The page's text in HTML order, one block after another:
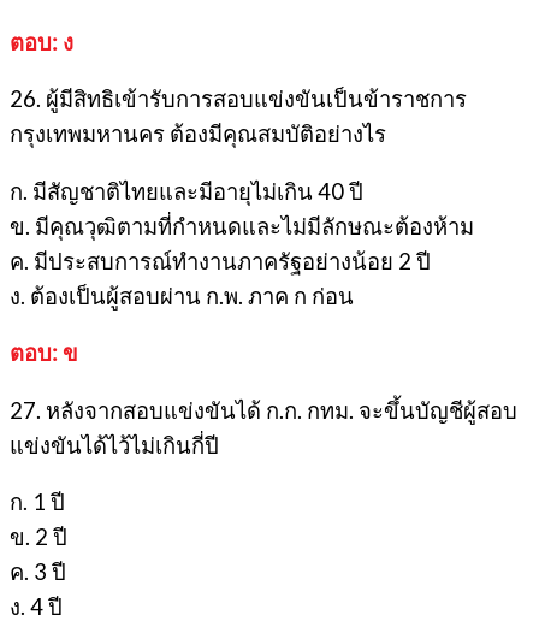
ตอบ: ง
26. ผู้มีสิทธิเข้ารับการสอบแข่งขันเป็นข้าราชการ
กรุงเทพมหานคร ต้องมีคุณสมบัติอย่างไร
ก. มีสัญชาติไทยและมีอายุไม่เกิน 40 ปี
ข. มีคุณวุฒิตามที่กำหนดและไม่มีลักษณะต้องห้าม
ค. มีประสบการณ์ทำงานภาครัฐอย่างน้อย 2 ปี
ง. ต้องเป็นผู้สอบผ่าน ก.พ. ภาค ก ก่อน
ตอบ: ข
27. หลังจากสอบแข่งขันได้ ก.ก. กทม. จะขึ้นบัญชีผู้สอบ
แข่งขันได้ไว้ไม่เกินกี่ปี
ก. 1 ปี
ข. 2 ปี
ค. 3 ปี
ง. 4 ปี